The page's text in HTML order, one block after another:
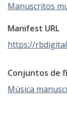
Manuscritos
Manifest URL
https://
Conjuntos de
Música